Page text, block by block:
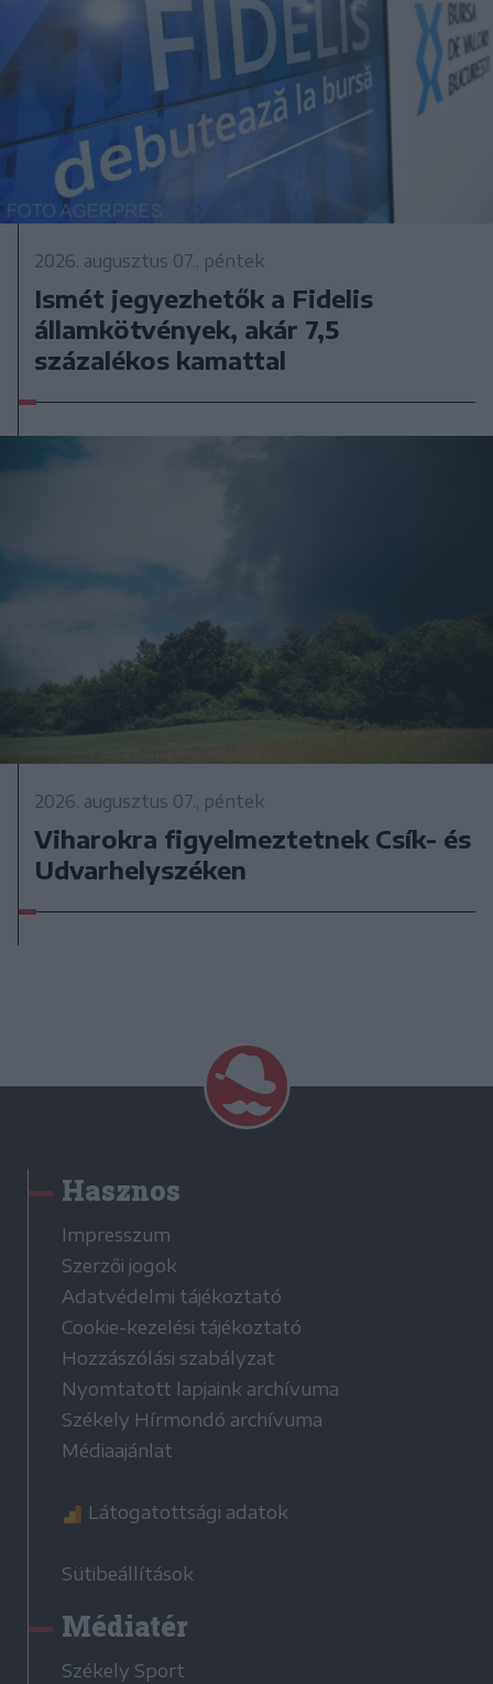
2026. augusztus 07., péntek
Ismét jegyezhetők a Fidelis
államkötvények, akár 7,5
százalékos kamattal
2026. augusztus 07., péntek
Viharokra figyelmeztetnek Csík- és
Udvarhelyszéken
Hasznos
Impresszum
Szerzői jogok
Adatvédelmi tájékoztató
Cookie-kezelési tájékoztató
Hozzászólási szabályzat
Nyomtatott lapjaink archívuma
Székely Hírmondó archívuma
Médiaajánlat
Látogatottsági adatok
Sütibeállítások
Médiatér
Székely Sport